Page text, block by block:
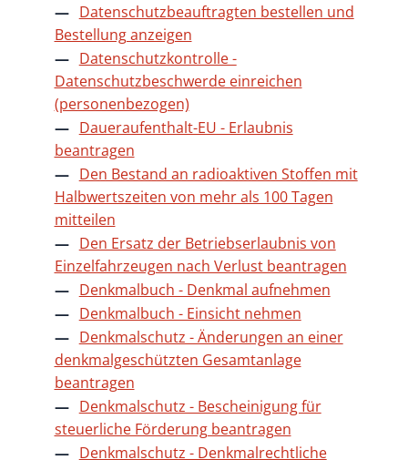
Datenschutzbeauftragten bestellen und
Bestellung anzeigen
Datenschutzkontrolle -
Datenschutzbeschwerde einreichen
(personenbezogen)
Daueraufenthalt-EU - Erlaubnis
beantragen
Den Bestand an radioaktiven Stoffen mit
Halbwertszeiten von mehr als 100 Tagen
mitteilen
Den Ersatz der Betriebserlaubnis von
Einzelfahrzeugen nach Verlust beantragen
Denkmalbuch - Denkmal aufnehmen
Denkmalbuch - Einsicht nehmen
Denkmalschutz - Änderungen an einer
denkmalgeschützten Gesamtanlage
beantragen
Denkmalschutz - Bescheinigung für
steuerliche Förderung beantragen
Denkmalschutz - Denkmalrechtliche